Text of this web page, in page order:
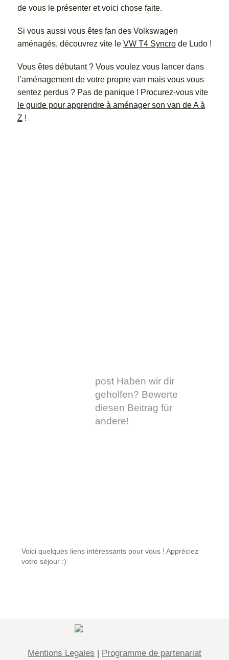
de vous le présenter et voici chose faite.
Si vous aussi vous êtes fan des Volkswagen
aménagés, découvrez vite le VW T4 Syncrode Ludo !
Vous êtes débutant ? Vous voulez vous lancer dans
l’aménagement de votre propre van mais vous vous
sentez perdus ? Pas de panique ! Procurez-vous vite
le guide pour apprendre à aménager son van de A à
Z !
post Haben wir dir
geholfen? Bewerte
diesen Beitrag für
andere!
Voici quelques liens intéressants pour vous ! Appréciez
votre séjour :)
Mentions Legales Programme de partenariat